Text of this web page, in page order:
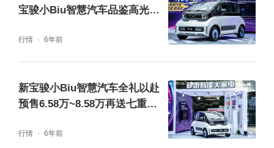
宝骏小Biu智慧汽车品鉴高光回
行情 6年前
新宝骏小Biu智慧汽车全礼以赴
预售6.58万~8.58万再送七重福
行情 6年前